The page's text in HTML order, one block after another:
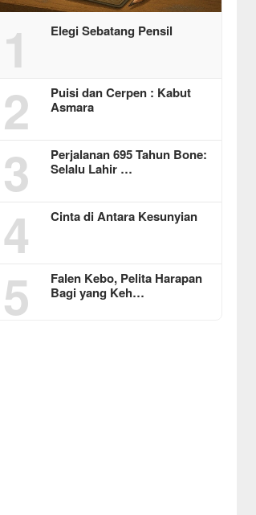
1 Elegi Sebatang Pensil
2
Puisi dan Cerpen : Kabut
Asmara
3
Perjalanan 695 Tahun Bone:
Selalu Lahir …
4 Cinta di Antara Kesunyian
5
Falen Kebo, Pelita Harapan
Bagi yang Keh…